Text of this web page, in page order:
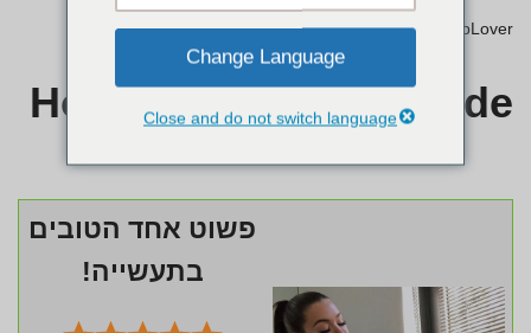
HookupLover
»⭐ ביקורות»
Honolulu USASexGuide
Honolulu USASexGuide
פשוט אחד הטובים
בתעשייה!
Change Language
Close and do not switch language